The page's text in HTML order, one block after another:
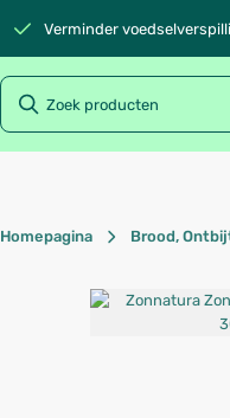
Verminder
Homepagina Brood,